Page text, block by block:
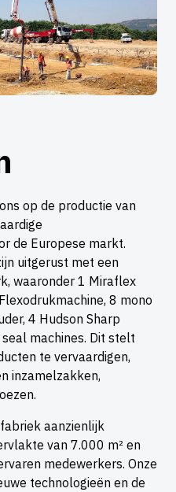
op de productie van
de Europese markt.
uitgerust met een
waaronder 1 Miraflex
8 mono
4 Hudson Sharp
machines. Dit stelt
te vervaardigen,
inzamelzakken,
aanzienlijk
van 7.000 m² en
medewerkers. Onze
technologieën en de